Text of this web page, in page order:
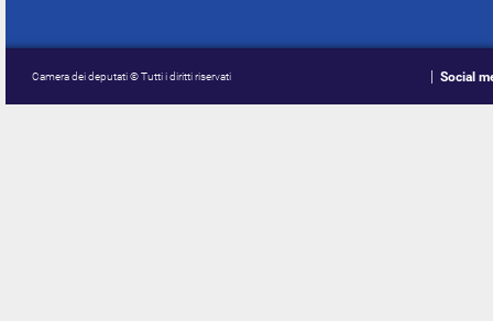
Camera dei deputati © Tutti i diritti riservati Social